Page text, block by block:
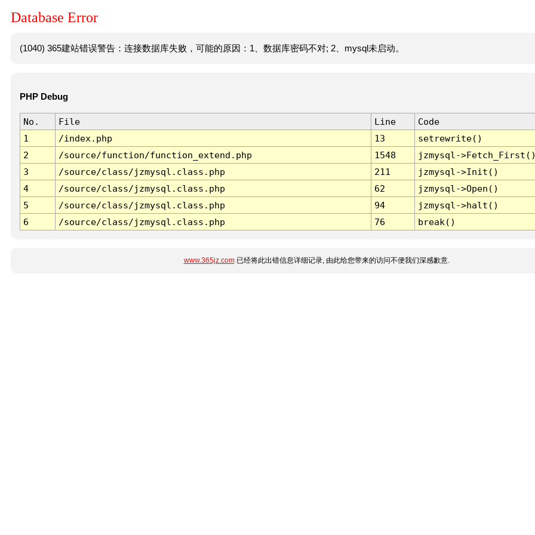
Database Error
(1040) 365建站错误警告：连接数据库失败，可能的原因：1、数据库密码不对; 2、mysql未启动。
PHP Debug
No. File Line
Code
1
/index.php 13
setrewrite()
2
/source/function/function_extend.php 1548
jzmysql-
3
/source/class/jzmysql.class.php 211
jzmysql->Init()
4
/source/class/jzmysql.class.php 62
jzmysql->Open()
5
/source/class/jzmysql.class.php 94
jzmysql->halt()
6
/source/class/jzmysql.class.php 76 break()
www.365jz.com已经将此出错信息详细记录, 由此给您带来的访问不便我们深感歉意.